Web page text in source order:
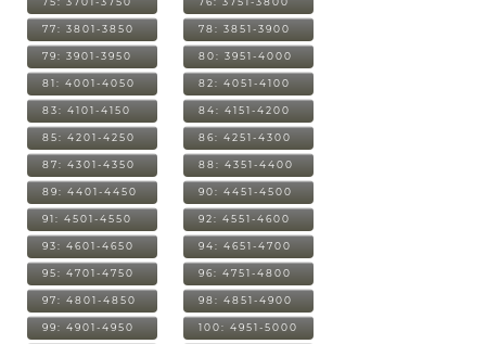
77: 3801-3850 78: 3851-3900
79: 3901-3950 80: 3951-4000
81: 4001-4050 82: 4051-4100
83: 4101-4150 84: 4151-4200
85: 4201-4250 86: 4251-4300
87: 4301-4350 88: 4351-4400
89: 4401-4450 90: 4451-4500
91: 4501-4550 92: 4551-4600
93: 4601-4650 94: 4651-4700
95: 4701-4750 96: 4751-4800
97: 4801-4850 98: 4851-4900
99: 4901-4950 100: 4951-5000